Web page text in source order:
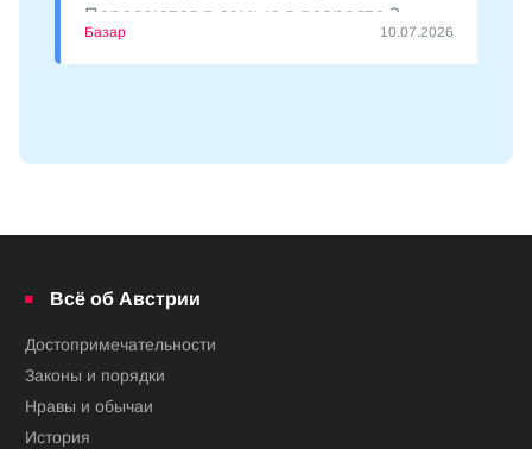
Передаются в семью в возрасте 3
месяцев. Есть девочки и
Базар 10.07.2026
Всё об Австрии
Достопримечательности
Законы и порядки
Нравы и обычаи
История